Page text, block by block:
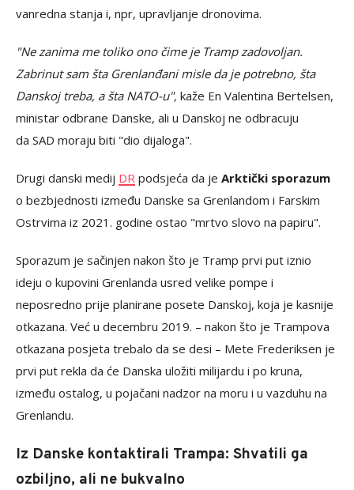
vanredna stanja i, npr, upravljanje dronovima.
"Ne zanima me toliko ono čime je Tramp zadovoljan.
Zabrinut sam šta Grenlanđani misle da je potrebno, šta
Danskoj treba, a šta NATO-u", kaže En Valentina Bertelsen,
ministar odbrane Danske, ali u Danskoj ne odbracuju
da SAD moraju biti "dio dijaloga".
Drugi danski medij DR podsjeća da je Arktički sporazum
o bezbjednosti između Danske sa Grenlandom i Farskim
Ostrvima iz 2021. godine ostao "mrtvo slovo na papiru".
Sporazum je sačinjen nakon što je Tramp prvi put iznio
ideju o kupovini Grenlanda usred velike pompe i
neposredno prije planirane posete Danskoj, koja je kasnije
otkazana. Već u decembru 2019. – nakon što je Trampova
otkazana posjeta trebalo da se desi – Mete Frederiksen je
prvi put rekla da će Danska uložiti milijardu i po kruna,
između ostalog, u pojačani nadzor na moru i u vazduhu na
Grenlandu.
Iz Danske kontaktirali Trampa: Shvatili ga
ozbiljno, ali ne bukvalno